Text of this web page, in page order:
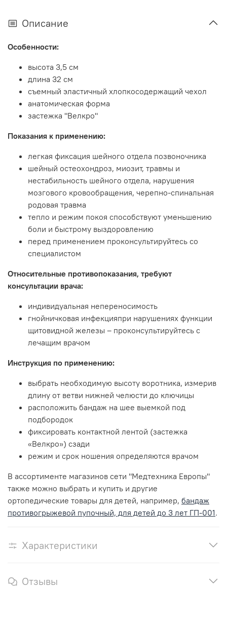
Описание
Особенности:
высота 3,5 см
длина 32 см
съемный эластичный хлопкосодержащий чехол
анатомическая форма
застежка "Велкро"
Показания к применению:
легкая фиксация шейного отдела позвоночника
шейный остеохондроз, миозит, травмы и
нестабильность шейного отдела, нарушения
мозгового кровообращения, черепно-спинальная
родовая травма
тепло и режим покоя способствуют уменьшению
боли и быстрому выздоровлению
перед применением проконсультируйтесь со
специалистом
Относительные противопоказания, требуют
консультации врача:
индивидуальная непереносимость
гнойничковая инфекцияпри нарушениях функции
щитовидной железы – проконсультируйтесь с
лечащим врачом
Инструкция по применению:
выбрать необходимую высоту воротника, измерив
длину от ветви нижней челюсти до ключицы
расположить бандаж на шее выемкой под
подбородок
фиксировать контактной лентой (застежка
«Велкро») сзади
режим и срок ношения определяются врачом
В ассортименте магазинов сети "Медтехника Европы"
также можно выбрать и купить и другие
ортопедические товары для детей, например, бандаж
противогрыжевой пупочный, для детей до 3 лет ГП-001.
Характеристики
Отзывы